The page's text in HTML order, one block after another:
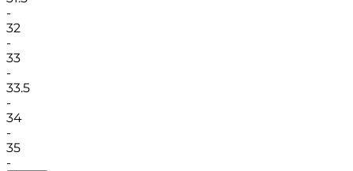
-
32
-
33
-
33.5
-
34
-
35
-